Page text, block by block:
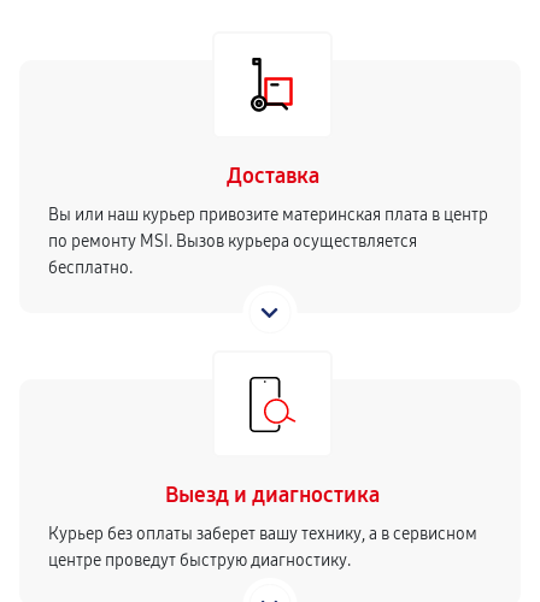
Доставка
Вы или наш курьер привозите материнская плата в центр
по ремонту MSI. Вызов курьера осуществляется
бесплатно.
Выезд и диагностика
Курьер без оплаты заберет вашу технику, а в сервисном
центре проведут быструю диагностику.